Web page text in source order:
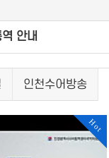
안내
인천수어방송
Hot